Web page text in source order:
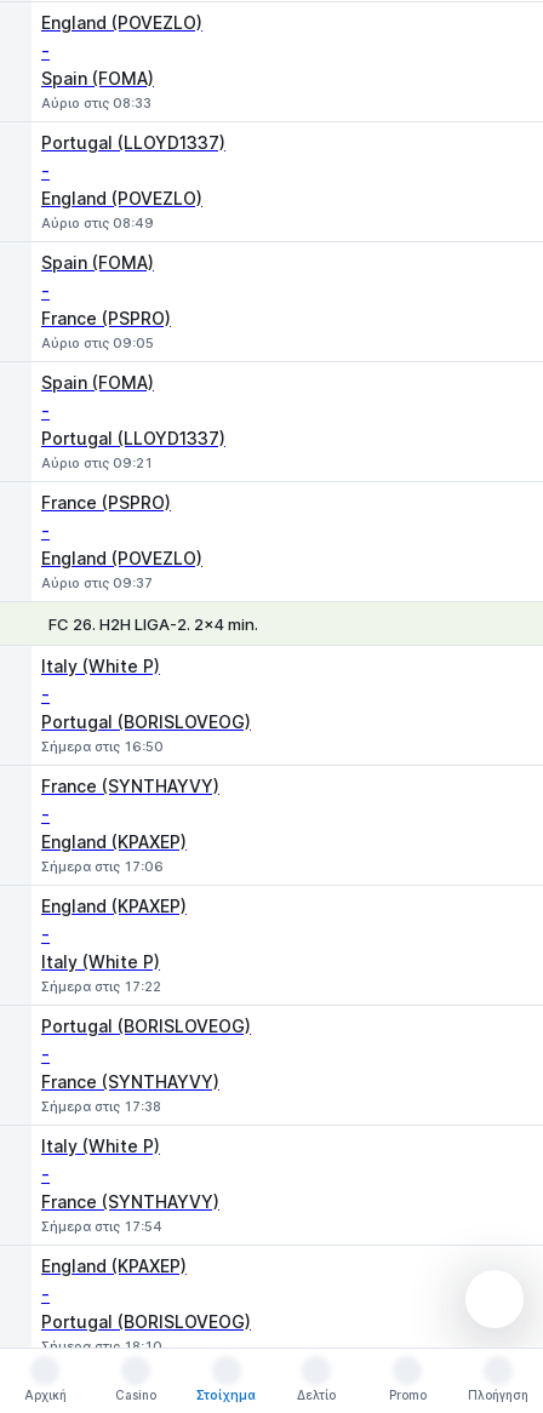
England (POVEZLO)
-
Spain (FOMA)
Αύριο στις 08:33
Portugal (LLOYD1337)
-
England (POVEZLO)
Αύριο στις 08:49
Spain (FOMA)
-
France (PSPRO)
Αύριο στις 09:05
Spain (FOMA)
-
Portugal (LLOYD1337)
Αύριο στις 09:21
France (PSPRO)
-
England (POVEZLO)
Αύριο στις 09:37
FC 26. H2H LIGA-2. 2x4 min.
Italy (White P)
-
Portugal (BORISLOVEOG)
Σήμερα στις 16:50
France (SYNTHAYVY)
-
England (KPAXEP)
Σήμερα στις 17:06
England (KPAXEP)
-
Italy (White P)
Σήμερα στις 17:22
Portugal (BORISLOVEOG)
-
France (SYNTHAYVY)
Σήμερα στις 17:38
Italy (White P)
-
France (SYNTHAYVY)
Σήμερα στις 17:54
England (KPAXEP)
-
Portugal (BORISLOVEOG)
Σήμερα στις 18:10
Portugal (BORISLOVEOG)
Αρχική
Casino
Στοίχημα
Δελτίο
Promo
Πλοήγηση